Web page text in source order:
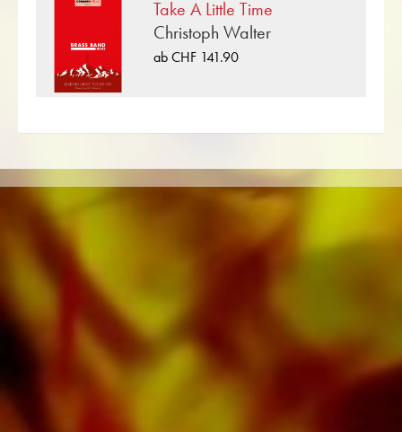
Arrangeure für das Schweizer
Musikverlagshaus tätig. Neben Noten für Brass
Band finden Sie im Onlineshop auch Literatur in
weiteren Besetzungen wie Brass Band,
Blechbläserensemble, Holzbläserensemble,
Schulmaterial. Auf den Tonträgern von
Obrasso Records wurde ein grosser Teil der
verlagseigenen Literatur von Top Brass Bands
wie der Black Dyke Band, Cory Band,
Brighouse & Rastrick Band oder der
Oberaargauer Brass Band eingespielt.
Sämtliche Tonträger sind auch digital auf den
gängigen Portalen von Apple, Amazon,
Google, Spotify und weiteren Anbietern
weltweit erhältlich.
Alle Noten von Obrasso werden auf
Take A Little Time
Christoph Walter
ab CHF 141.90